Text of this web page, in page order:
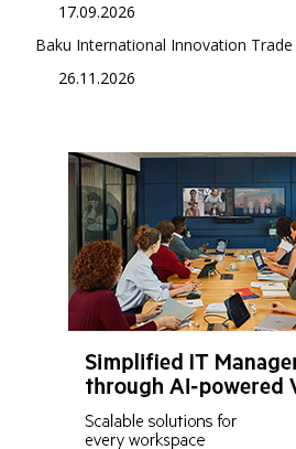
17.09.2026
Baku International Innovation
26.11.2026